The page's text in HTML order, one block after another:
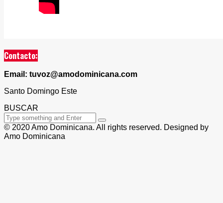
Contacto:
Email: tuvoz@amodominicana.com
Santo Domingo Este
BUSCAR
© 2020 Amo Dominicana. All rights reserved. Designed by
Amo Dominicana